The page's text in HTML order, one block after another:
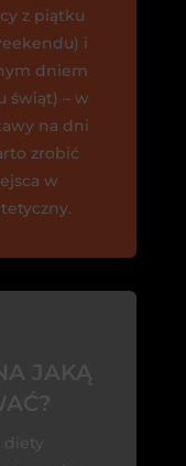
z piątku
i
dniem
świąt) – w
na dni
zrobić
w